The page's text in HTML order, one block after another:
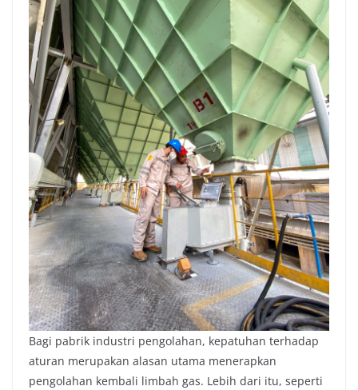
Bagi pabrik industri pengolahan, kepatuhan terhadap
aturan merupakan alasan utama menerapkan
pengolahan kembali limbah gas. Lebih dari itu, seperti